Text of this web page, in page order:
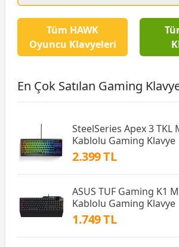
Tüm HAWK
Oyuncu Klavyeleri
En Çok Satılan Gaming
SteelSeries Apex 3 TKL
Kablolu Gaming Klavye
2.399 TL
ASUS TUF Gaming K1
Kablolu Gaming Klavye
1.749 TL